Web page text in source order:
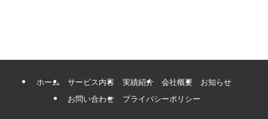
ホーム サービス内容 実績紹介 会社概要
お知らせ
お問い合わせ
プライバシーポリシー